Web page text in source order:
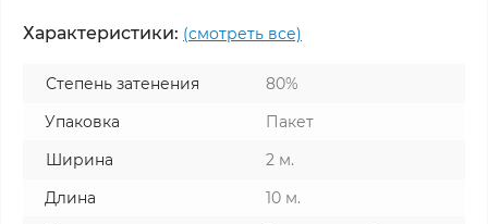
Характеристики: (смотреть все)
Степень затенения
80%
Упаковка
Пакет
Ширина
2 м.
Длина
10 м.